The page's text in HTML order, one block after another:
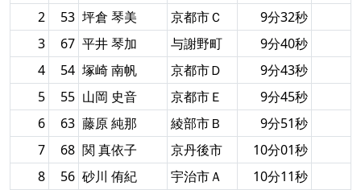
2
53 坪倉 琴美 京都市Ｃ
9分32秒
3
67 平井 琴加 与謝野町
9分40秒
4
54 塚崎 南帆 京都市Ｄ
9分43秒
5
55 山岡 史音 京都市Ｅ
9分45秒
6
63 藤原 純那 綾部市Ｂ
9分51秒
7
68 関 真依子 京丹後市
10分01秒
8
56 砂川 侑紀 宇治市Ａ
10分11秒